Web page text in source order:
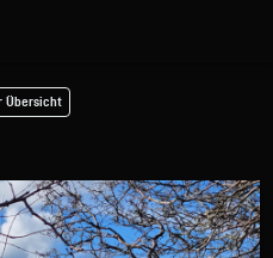
Übersicht